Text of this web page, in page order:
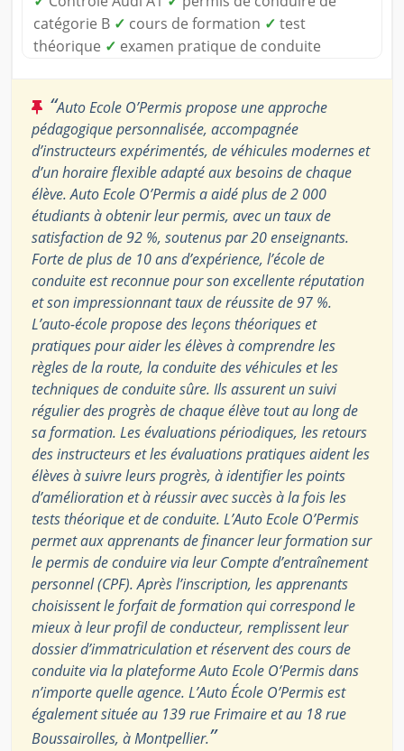
catégorie B ✓ cours de formation ✓ test
théorique ✓ examen pratique de conduite
“Auto Ecole O’Permis propose une approche
pédagogique personnalisée, accompagnée
d’instructeurs expérimentés, de véhicules modernes et
d’un horaire flexible adapté aux besoins de chaque
élève. Auto Ecole O’Permis a aidé plus de 2 000
étudiants à obtenir leur permis, avec un taux de
satisfaction de 92 %, soutenus par 20 enseignants.
Forte de plus de 10 ans d’expérience, l’école de
conduite est reconnue pour son excellente réputation
et son impressionnant taux de réussite de 97 %.
L’auto-école propose des leçons théoriques et
pratiques pour aider les élèves à comprendre les
règles de la route, la conduite des véhicules et les
techniques de conduite sûre. Ils assurent un suivi
régulier des progrès de chaque élève tout au long de
sa formation. Les évaluations périodiques, les retours
des instructeurs et les évaluations pratiques aident les
élèves à suivre leurs progrès, à identifier les points
d’amélioration et à réussir avec succès à la fois les
tests théorique et de conduite. L’Auto Ecole O’Permis
permet aux apprenants de financer leur formation sur
le permis de conduire via leur Compte d’entraînement
personnel (CPF). Après l’inscription, les apprenants
choisissent le forfait de formation qui correspond le
mieux à leur profil de conducteur, remplissent leur
dossier d’immatriculation et réservent des cours de
conduite via la plateforme Auto Ecole O’Permis dans
n’importe quelle agence. L’Auto École O’Permis est
également située au 139 rue Frimaire et au 18 rue
Boussairolles, à Montpellier.”